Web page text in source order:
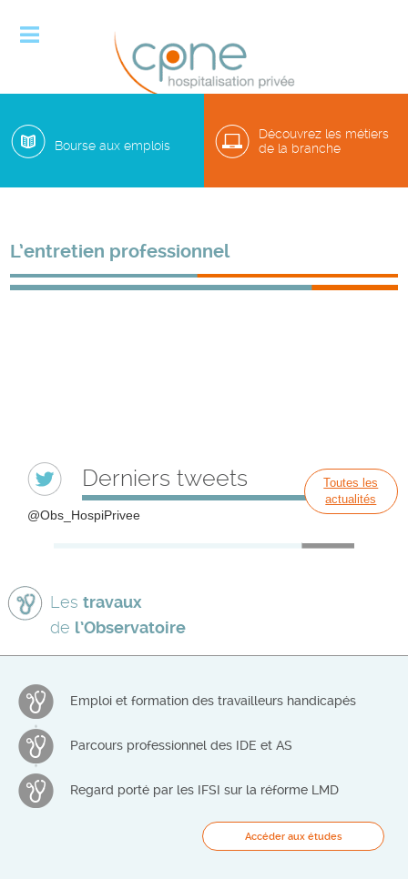

L’entretien professionnel
Toutes les
actualités
Derniers tweets
@Obs_HospiPrivee
Bourse aux emplois
Découvrez les métiers
de la branche
Les travaux
de l’Observatoire
Emploi et formation des travailleurs handicapés
Parcours professionnel des IDE et AS
Regard porté par les IFSI sur la réforme LMD
Accéder aux études